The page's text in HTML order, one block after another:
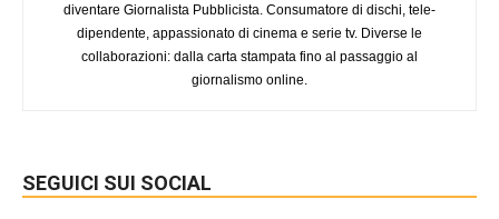
diventare Giornalista Pubblicista. Consumatore di dischi, tele-
dipendente, appassionato di cinema e serie tv. Diverse le
collaborazioni: dalla carta stampata fino al passaggio al
giornalismo online.
SEGUICI SUI SOCIAL